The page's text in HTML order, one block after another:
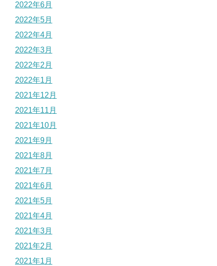
2022年6月
2022年5月
2022年4月
2022年3月
2022年2月
2022年1月
2021年12月
2021年11月
2021年10月
2021年9月
2021年8月
2021年7月
2021年6月
2021年5月
2021年4月
2021年3月
2021年2月
2021年1月